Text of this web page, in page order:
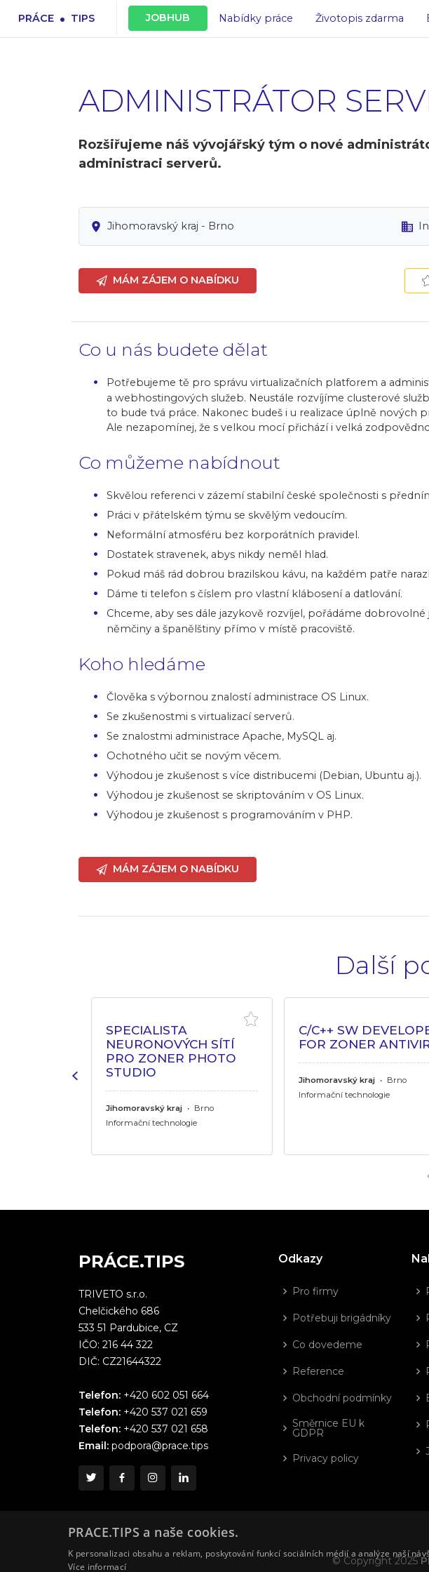
PRÁCE . TIPS JOBHUB Nabídky práce Životopis zdarma
ADMINISTRÁTOR
Rozšiřujeme náš vývojářský tým o nové
administraci serverů.
Jihomoravský kraj - Brno
MÁM ZÁJEM O NABÍDKU
Co u nás budete dělat
Potřebujeme tě pro správu virtualizačních platforem a
a webhostingových služeb. Neustále rozvíjíme clusterové
to bude tvá práce. Nakonec budeš i u realizace úplně nových
Ale nezapomínej, že s velkou mocí přichází i velká
Co můžeme nabídnout
Skvělou referenci v zázemí stabilní české společnosti s
Práci v přátelském týmu se skvělým vedoucím.
Neformální atmosféru bez korporátních pravidel.
Dostatek stravenek, abys nikdy neměl hlad.
Pokud máš rád dobrou brazilskou kávu, na každém patře
Dáme ti telefon s číslem pro vlastní klábosení a datlování.
Chceme, aby ses dále jazykově rozvíjel, pořádáme
němčiny a španělštiny přímo v místě pracoviště.
Koho hledáme
Člověka s výbornou znalostí administrace OS Linux.
Se zkušenostmi s virtualizací serverů.
Se znalostmi administrace Apache, MySQL aj.
Ochotného učit se novým věcem.
Výhodou je zkušenost s více distribucemi (Debian, Ubuntu aj.).
Výhodou je zkušenost se skriptováním v OS Linux.
Výhodou je zkušenost s programováním v PHP.
MÁM ZÁJEM O NABÍDKU
Další
SPECIALISTA
NEURONOVÝCH SÍTÍ
PRO ZONER PHOTO
STUDIO
Jihomoravský kraj • Brno
Informační technologie
C/C++ SW
FOR ZONER
Jihomoravský kraj • Brno
Informační technologie
PRÁCE.TIPS
TRIVETO s.r.o.
Chelčického 686
533 51 Pardubice, CZ
IČO: 216 44 322
DIČ: CZ21644322
Telefon: +420 602 051 664
Telefon: +420 537 021 659
Telefon: +420 537 021 658
Email: podpora@prace.tips
Odkazy
Pro firmy
Potřebuji brigádníky
Co dovedeme
Reference
Obchodní podmínky
Směrnice EU k
GDPR
Privacy policy
© Copyright 2025
PRACE.TIPS a naše cookies.
K personalizaci obsahu a reklam, poskytování funkcí sociálních médií a analýze naší
Více informací